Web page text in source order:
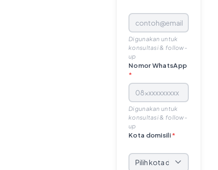
Digunakan untuk
konsultasi & follow-
up
Nomor WhatsApp
*
Digunakan untuk
konsultasi & follow-
up
Kota domisili*